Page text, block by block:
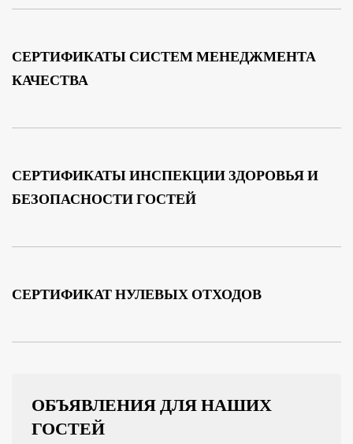
СЕРТИФИКАТЫ СИСТЕМ МЕНЕДЖМЕНТА
КАЧЕСТВА
СЕРТИФИКАТЫ ИНСПЕКЦИИ ЗДОРОВЬЯ И
БЕЗОПАСНОСТИ ГОСТЕЙ
СЕРТИФИКАТ НУЛЕВЫХ ОТХОДОВ
ОБЪЯВЛЕНИЯ ДЛЯ НАШИХ
ГОСТЕЙ